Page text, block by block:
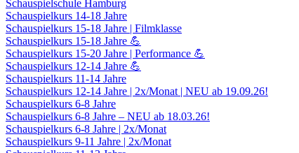
Schauspielschule Hamburg
Schauspielkurs 14-18 Jahre
Schauspielkurs 15-18 Jahre | Filmklasse
Schauspielkurs 15-18 Jahre 💪
Schauspielkurs 15-20 Jahre | Performance 💪
Schauspielkurs 12-14 Jahre 💪
Schauspielkurs 11-14 Jahre
Schauspielkurs 12-14 Jahre | 2x/Monat | NEU ab 19.09.26!
Schauspielkurs 6-8 Jahre
Schauspielkurs 6-8 Jahre – NEU ab 18.03.26!
Schauspielkurs 6-8 Jahre | 2x/Monat
Schauspielkurs 9-11 Jahre | 2x/Monat